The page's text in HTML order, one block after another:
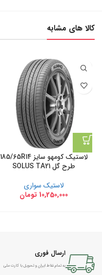
کالا های مشابه
لاستیک کومهو سایز 185/65R14
طرح گل SOLUS TA21
لاستیک سواری
10,250,000 تومان
ارسال فوری
به تمام نقاط ایران و تحویل با کارت ملی